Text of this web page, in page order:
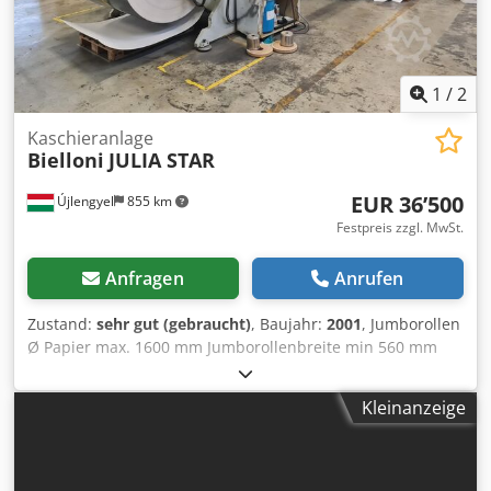
1 /2
Újlengyel 855 km
Kaschieranlage
Bielloni JULIA STAR
EUR 36’500
Festpreis zzgl. MwSt.
Anfragen Anrufen
Zustand: sehr gut (gebraucht), Baujahr: 2001, Jumborollen
Ø Papier max. 1600 mm Jumborollenbreite min 560 mm
Jumborollenbreite max 1400 mm Jumborollen Ø PE, PET
max 1000 mm Spannköpfe Ø 76 mm, 100 mm,150 mm und
300 mm Geschwindigkeit je nach Material 200 bis 300
Kleinanzeige